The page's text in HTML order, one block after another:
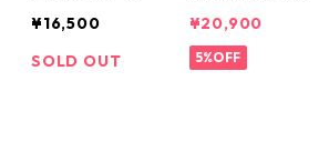
LYMPUS オリン
パス
¥16,500
SOLD OUT
H リコー
¥20,900
5%OFF